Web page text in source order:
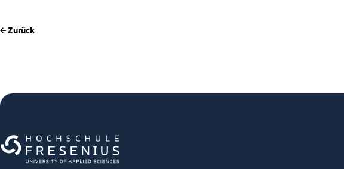
← Zurück